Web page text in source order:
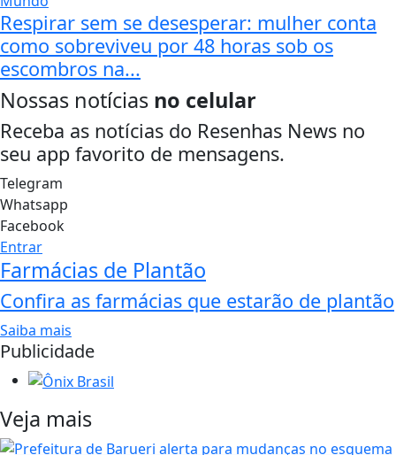
Respirar sem se desesperar: mulher conta
como sobreviveu por 48 horas sob os
escombros na...
Nossas notícias no celular
Receba as notícias do Resenhas News no
seu app favorito de mensagens.
Telegram
Whatsapp
Facebook
Entrar
Farmácias de Plantão
Confira as farmácias que estarão de plantão
Saiba mais
Publicidade
Veja mais